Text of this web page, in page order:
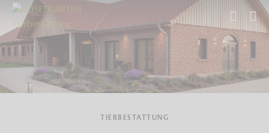
Start Tierbestattung
TIERBESTATTUNG